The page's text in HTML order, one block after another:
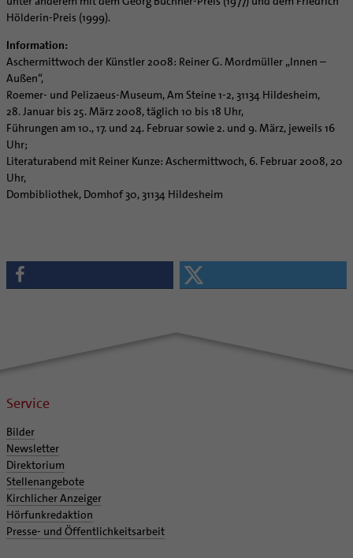
Hölderin-Preis (1999).
Information:
Aschermittwoch der Künstler 2008: Reiner G. Mordmüller „Innen –
Außen“,
Roemer- und Pelizaeus-Museum, Am Steine 1-2, 31134 Hildesheim,
28. Januar bis 25. März 2008, täglich 10 bis 18 Uhr,
Führungen am 10., 17. und 24. Februar sowie 2. und 9. März, jeweils 16
Uhr;
Literaturabend mit Reiner Kunze: Aschermittwoch, 6. Februar 2008, 20
Uhr,
Dombibliothek, Domhof 30, 31134 Hildesheim
Service
Bilder
Newsletter
Direktorium
Stellenangebote
Kirchlicher Anzeiger
Hörfunkredaktion
Presse- und Öffentlichkeitsarbeit